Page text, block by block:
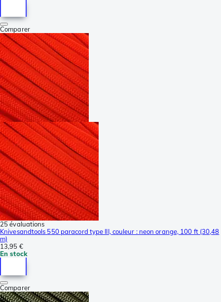
Comparer
25 évaluations
Knivesandtools 550 paracord type III, couleur : neon orange, 100 ft (30,48
m)
13,95 €
En stock
Comparer